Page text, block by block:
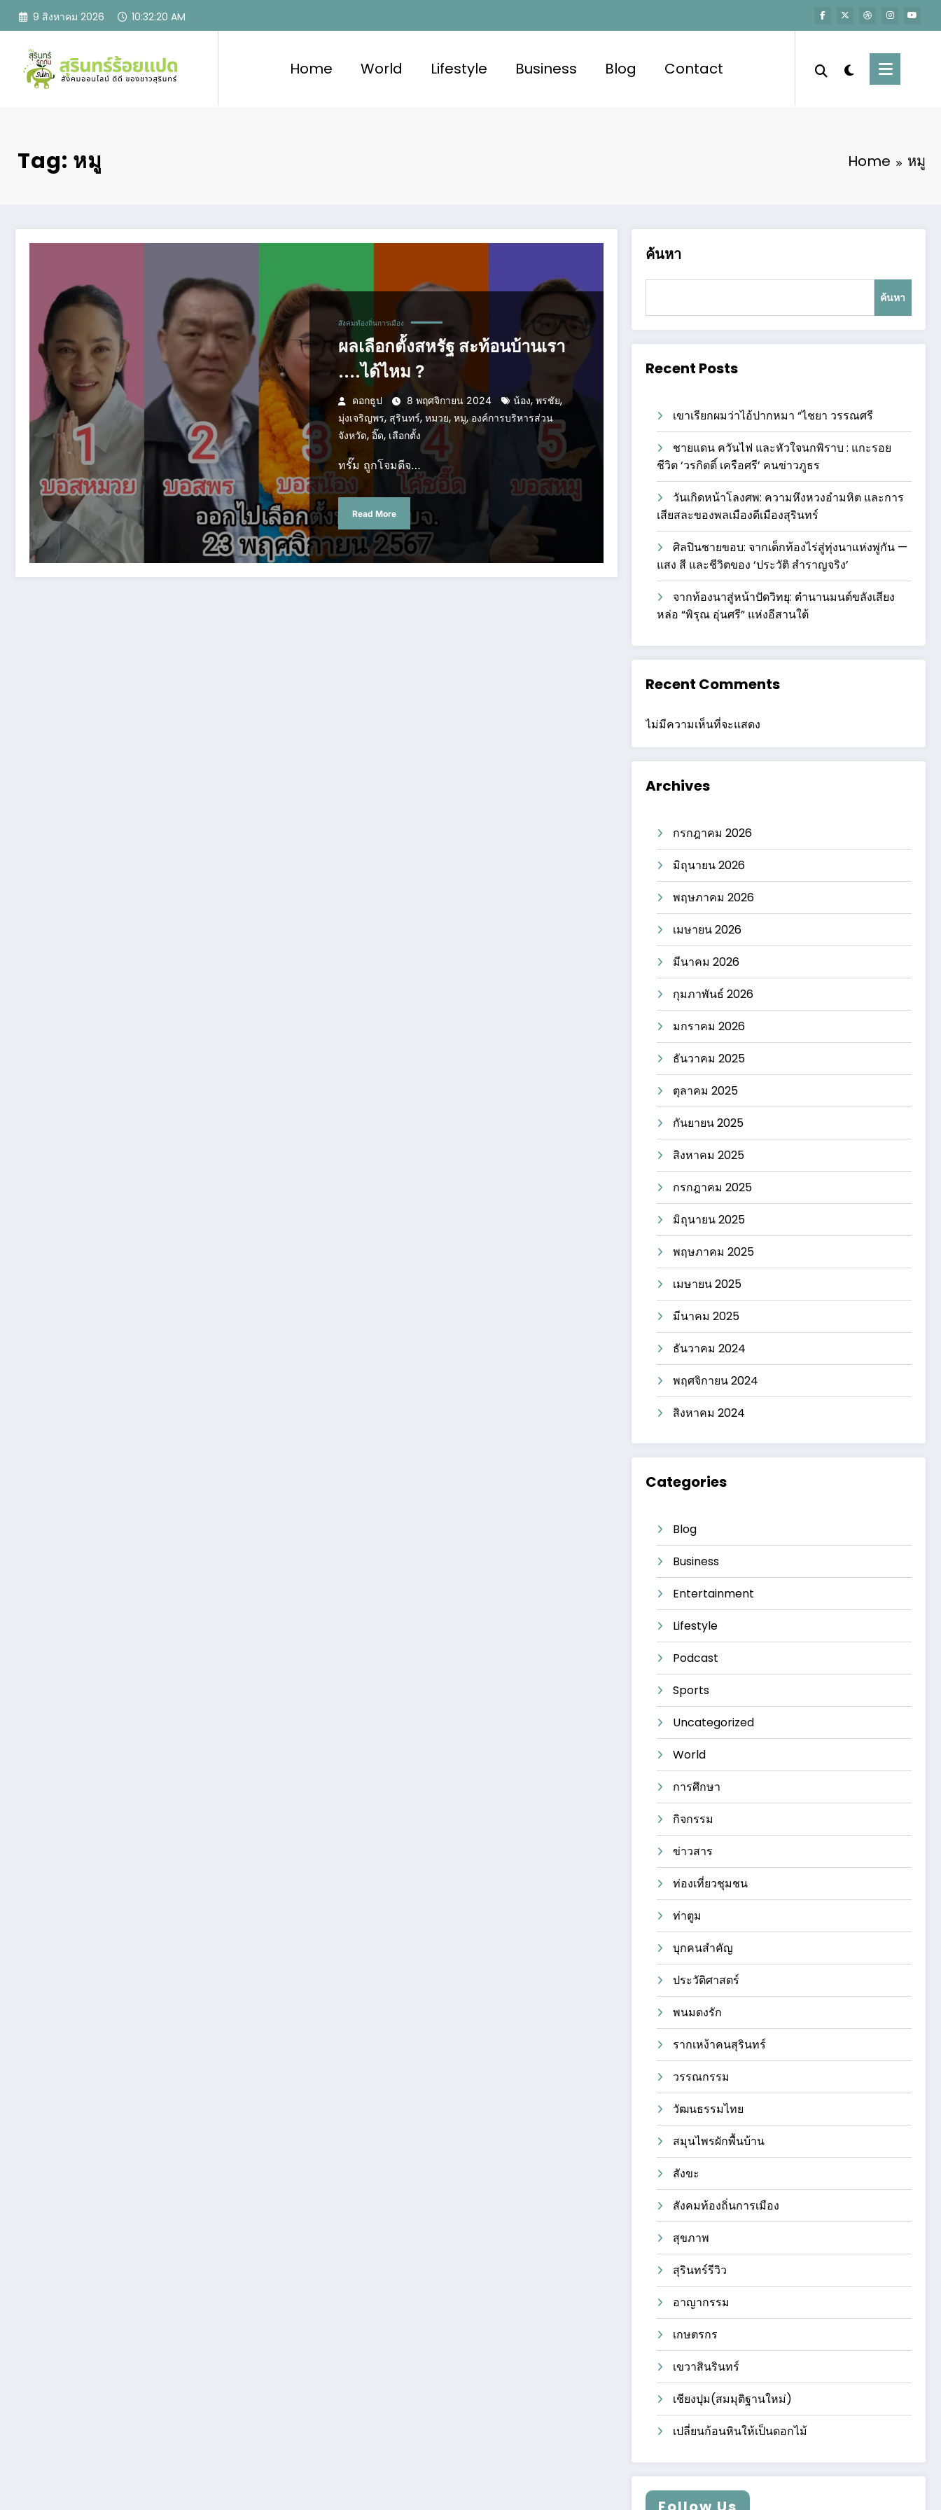
Skip
9 สิงหาคม 2026 10:32:21 AM
Home World Lifestyle Business Blog Contact
Tag: หมู Home หมู
สังคมท้องถิ่นการเมือง
ผลเลือกตั้งสหรัฐ สะท้อนบ้านเรา
….ได้ไหม ?
ดอกธูป 8 พฤศจิกายน 2024 น้อง,พรชัย,
มุ่งเจริญพร, สุรินทร์, หมวย, หมู,องค์การบริหารส่วน
จังหวัด, อิ๊ด, เลือกตั้ง
ทรั๊ม ถูกโจมตีจ…
Read More
ค้นหา
ค้นหา
Recent Posts
เขาเรียกผมว่าไอ้ปากหมา “ไชยา วรรณศรี
ชายแดน ควันไฟ และหัวใจนกพิราบ : แกะรอย
ชีวิต ‘วรกิตติ์ เครือศรี’ คนข่าวภูธร
วันเกิดหน้าโลงศพ: ความหึงหวงอำมหิต และการ
เสียสละของพลเมืองดีเมืองสุรินทร์
ศิลปินชายขอบ: จากเด็กท้องไร่สู่ทุ่งนาแห่งพู่กัน —
แสง สี และชีวิตของ ‘ประวัติ สำราญจริง’
จากท้องนาสู่หน้าปัดวิทยุ: ตำนานมนต์ขลังเสียง
หล่อ “พิรุณ อุ่นศรี” แห่งอีสานใต้
Recent Comments
ไม่มีความเห็นที่จะแสดง
Archives
กรกฎาคม 2026
มิถุนายน 2026
พฤษภาคม 2026
เมษายน 2026
มีนาคม 2026
กุมภาพันธ์ 2026
มกราคม 2026
ธันวาคม 2025
ตุลาคม 2025
กันยายน 2025
สิงหาคม 2025
กรกฎาคม 2025
มิถุนายน 2025
พฤษภาคม 2025
เมษายน 2025
มีนาคม 2025
ธันวาคม 2024
พฤศจิกายน 2024
สิงหาคม 2024
Categories
Blog
Business
Entertainment
Lifestyle
Podcast
Sports
Uncategorized
World
การศึกษา
กิจกรรม
ข่าวสาร
ท่องเที่ยวชุมชน
ท่าตูม
บุกคนสำคัญ
ประวัติศาสตร์
พนมดงรัก
รากเหง้าคนสุรินทร์
วรรณกรรม
วัฒนธรรมไทย
สมุนไพรผักพื้นบ้าน
สังขะ
สังคมท้องถิ่นการเมือง
สุขภาพ
สุรินทร์รีวิว
อาญากรรม
เกษตรกร
เขวาสินรินทร์
เชียงปุม(สมมุติฐานใหม่)
เปลี่ยนก้อนหินให้เป็นดอกไม้